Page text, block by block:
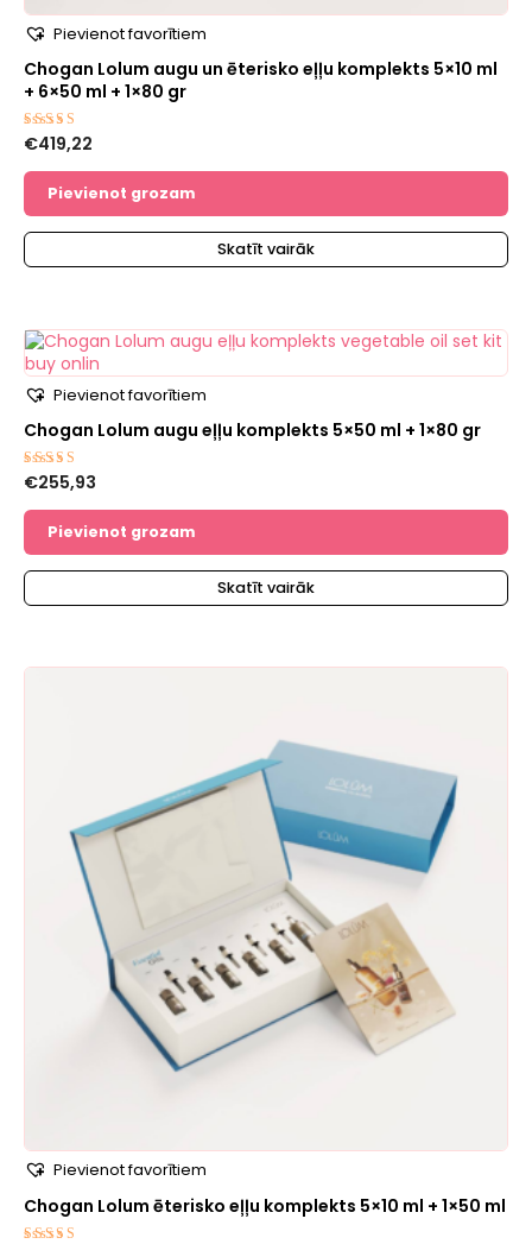
Pievienot favorītiem
Chogan Lolum augu un ēterisko eļļu komplekts 5×10 ml
+ 6×50 ml + 1×80 gr
Novērtēts
ar
5.00
€419,22
Pievienot grozam
Skatīt vairāk
Pievienot favorītiem
Chogan Lolum augu eļļu komplekts 5×50 ml + 1×80 gr
Novērtēts
ar
5.00
€255,93
Pievienot grozam
Skatīt vairāk
Pievienot favorītiem
Chogan Lolum ēterisko eļļu komplekts 5×10 ml + 1×50 ml